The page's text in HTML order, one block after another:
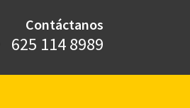
Contáctanos
625 114 8989